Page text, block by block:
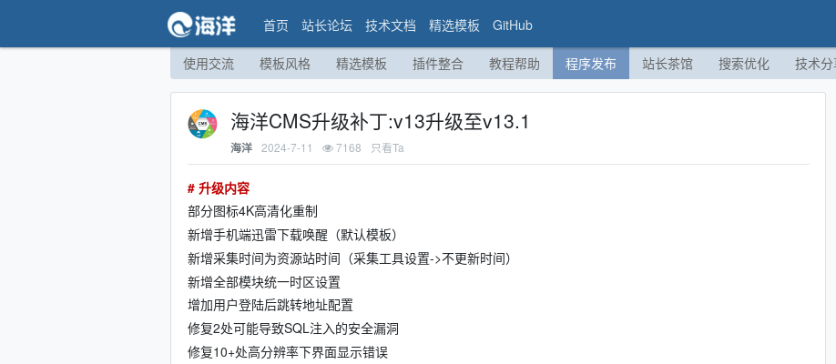
首页 站长论坛 技术文档 精选模板 GitHub
使用交流 模板风格 精选模板 插件整合 教程帮助 程序发布 站长茶馆 搜索优化 技术
海洋CMS升级补丁:v13升级至v13.1
海洋 2024-7-11 7168 只看Ta
# 升级内容
部分图标4K高清化重制
新增手机端迅雷下载唤醒（默认模板）
新增采集时间为资源站时间（采集工具设置->不更新时间）
新增全部模块统一时区设置
增加用户登陆后跳转地址配置
修复2处可能导致SQL注入的安全漏洞
修复10+处高分辨率下界面显示错误